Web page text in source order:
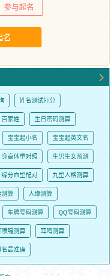
参与起名
姓名测试打分
百家姓 生日密码测算
宝宝起小名 宝宝起英文名
身高体重对照 生男生女预测
缘分血型配对 九型人格测算
测算 人缘测算
车牌号码测算 QQ号码测算
喷嚏测算 耳鸣测算
最准确